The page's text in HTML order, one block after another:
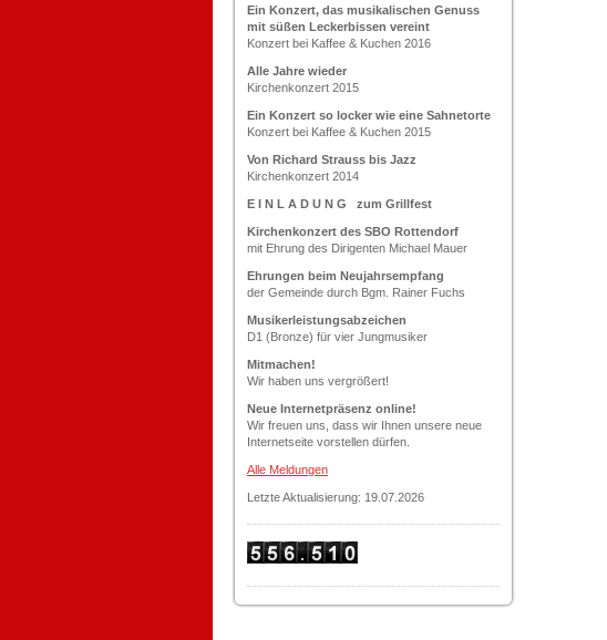
Ein Konzert, das musikalischen Genuss
mit süßen Leckerbissen vereint
Konzert bei Kaffee & Kuchen 2016
Alle Jahre wieder
Kirchenkonzert 2015
Ein Konzert so locker wie eine Sahnetorte
Konzert bei Kaffee & Kuchen 2015
Von Richard Strauss bis Jazz
Kirchenkonzert 2014
E I N L A D U N G zum Grillfest
Kirchenkonzert des SBO Rottendorf
mit Ehrung des Dirigenten Michael Mauer
Ehrungen beim Neujahrsempfang
der Gemeinde durch Bgm. Rainer Fuchs
Musikerleistungsabzeichen
D1 (Bronze) für vier Jungmusiker
Mitmachen!
Wir haben uns vergrößert!
Neue Internetpräsenz online!
Wir freuen uns, dass wir Ihnen unsere neue
Internetseite vorstellen dürfen.
Alle Meldungen
Letzte Aktualisierung: 19.07.2026